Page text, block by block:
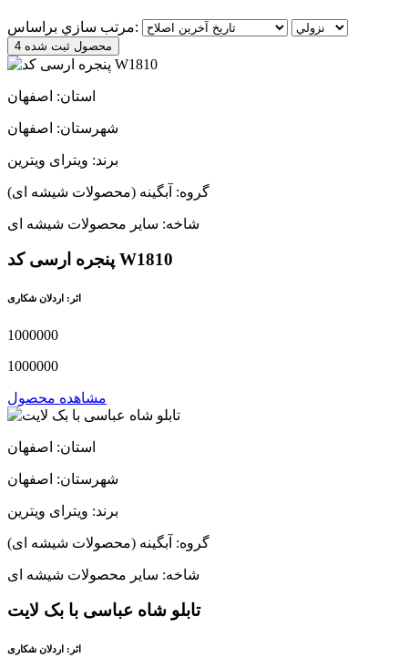
مرتب سازي براساس:
4 محصول ثبت شده
استان: اصفهان
شهرستان: اصفهان
برند: ویترای ویترین
گروه: آبگینه (محصولات شیشه ای)
شاخه: سایر محصولات شیشه ای
پنجره ارسی کد W1810
اثر: اردلان شکاری
1000000
1000000
مشاهده محصول
استان: اصفهان
شهرستان: اصفهان
برند: ویترای ویترین
گروه: آبگینه (محصولات شیشه ای)
شاخه: سایر محصولات شیشه ای
تابلو شاه عباسی با بک لایت
اثر: اردلان شکاری